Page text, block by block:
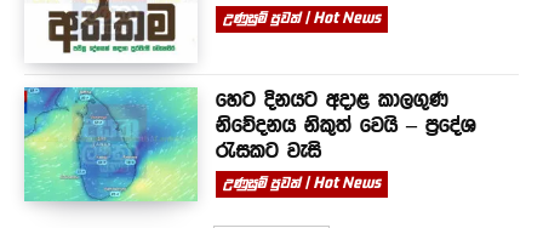
උණුසුම් පුවත් | Hot News
හෙට දිනයට අදාළ කාලගුණ
නිවේදනය නිකුත් වෙයි – ප්‍රදේශ
රැසකට වැසි
උණුසුම් පුවත් | Hot News